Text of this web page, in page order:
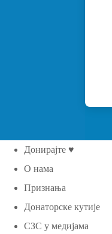
Донирајте ♥
О нама
Признања
Донаторске кутије
СЗС у медијама